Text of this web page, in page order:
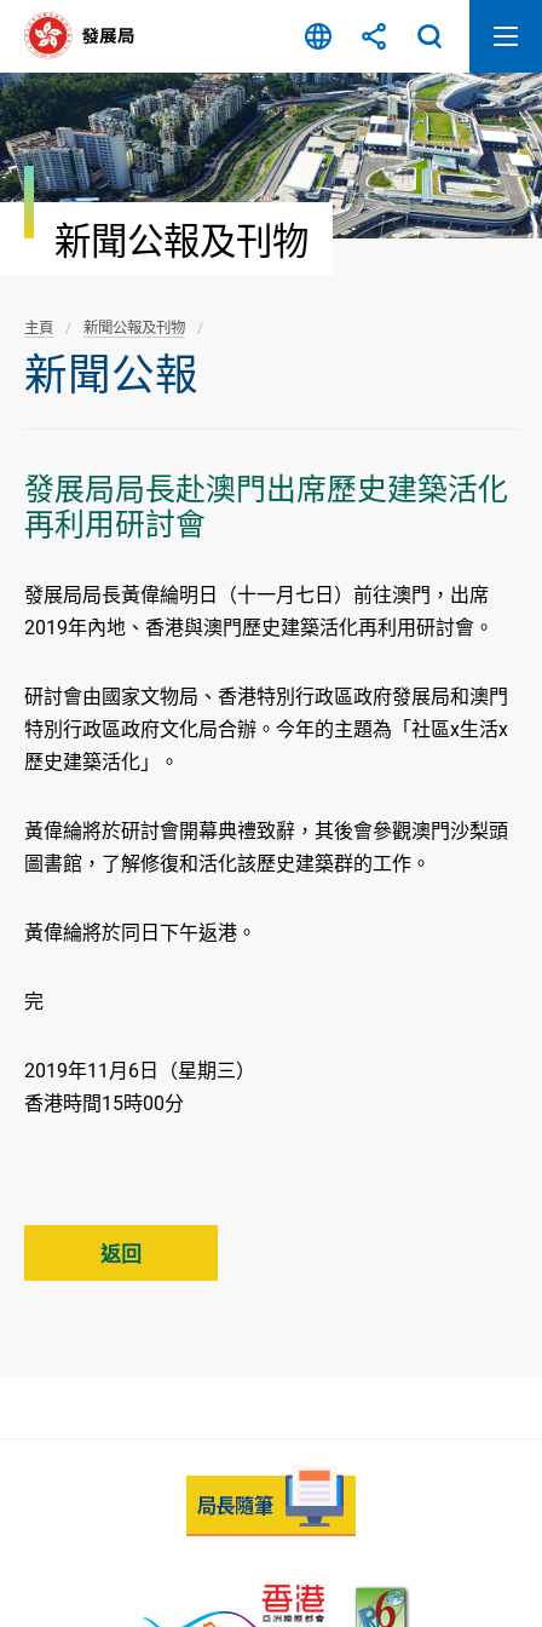
容
開
始
新聞公報及刊物
主頁 新聞公報及刊物
新聞公報
發展局局長赴澳門出席歷史建築活化
再利用研討會
發展局局長黃偉綸明日（十一月七日）前往澳門，出席
2019年內地、香港與澳門歷史建築活化再利用研討會。
研討會由國家文物局、香港特別行政區政府發展局和澳門
特別行政區政府文化局合辦。今年的主題為「社區x生活x
歷史建築活化」。
黃偉綸將於研討會開幕典禮致辭，其後會參觀澳門沙梨頭
圖書館，了解修復和活化該歷史建築群的工作。
黃偉綸將於同日下午返港。
完
2019年11月6日（星期三）
香港時間15時00分
返回